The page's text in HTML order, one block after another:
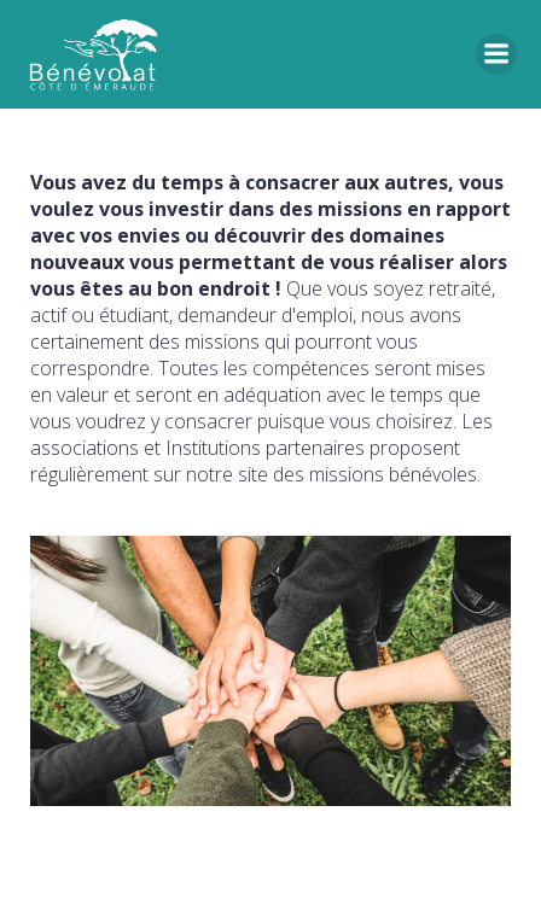
Vous avez du temps à consacrer aux autres, vous
voulez vous investir dans des missions en rapport
avec vos envies ou découvrir des domaines
nouveaux vous permettant de vous réaliser alors
vous êtes au bon endroit ! Que vous soyez retraité,
actif ou étudiant, demandeur d'emploi, nous avons
certainement des missions qui pourront vous
correspondre. Toutes les compétences seront mises
en valeur et seront en adéquation avec le temps que
vous voudrez y consacrer puisque vous choisirez. Les
associations et Institutions partenaires proposent
régulièrement sur notre site des missions bénévoles.